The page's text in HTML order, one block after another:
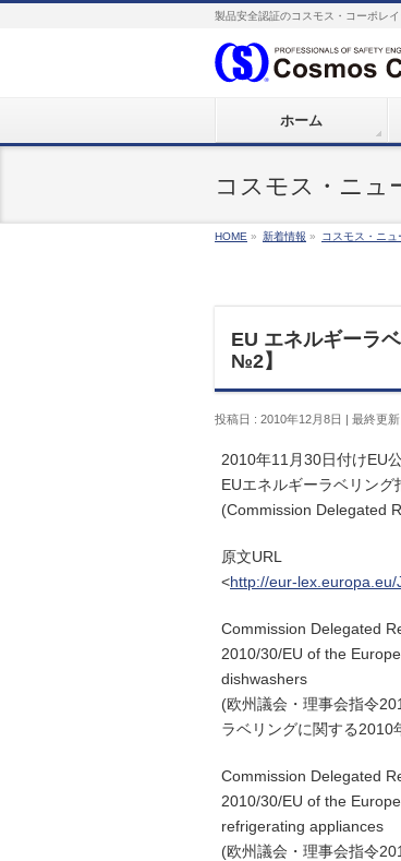
製品安全認証のコスモス・コーポレ
ホーム
コスモス・ニュ
HOME » 新着情報 » コスモス・ニュ
EU エネルギーラ
№2】
投稿日 : 2010年12月8日 最終更
2010年11月30日付けEU
EUエネルギーラベリング
(Commission Delegated
原文URL
<http://eur-lex.europa.eu/
Commission Delegated
2010/30/EU of the
dishwashers
(欧州議会・理事会指令
ラベリングに関する2010
Commission Delegated
2010/30/EU of the
refrigerating appliances
(欧州議会・理事会指令